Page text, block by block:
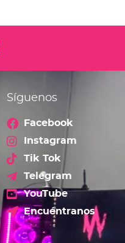
Síguenos
Facebook
Instagram
Tik Tok
Telegram
YouTube
Encuéntranos